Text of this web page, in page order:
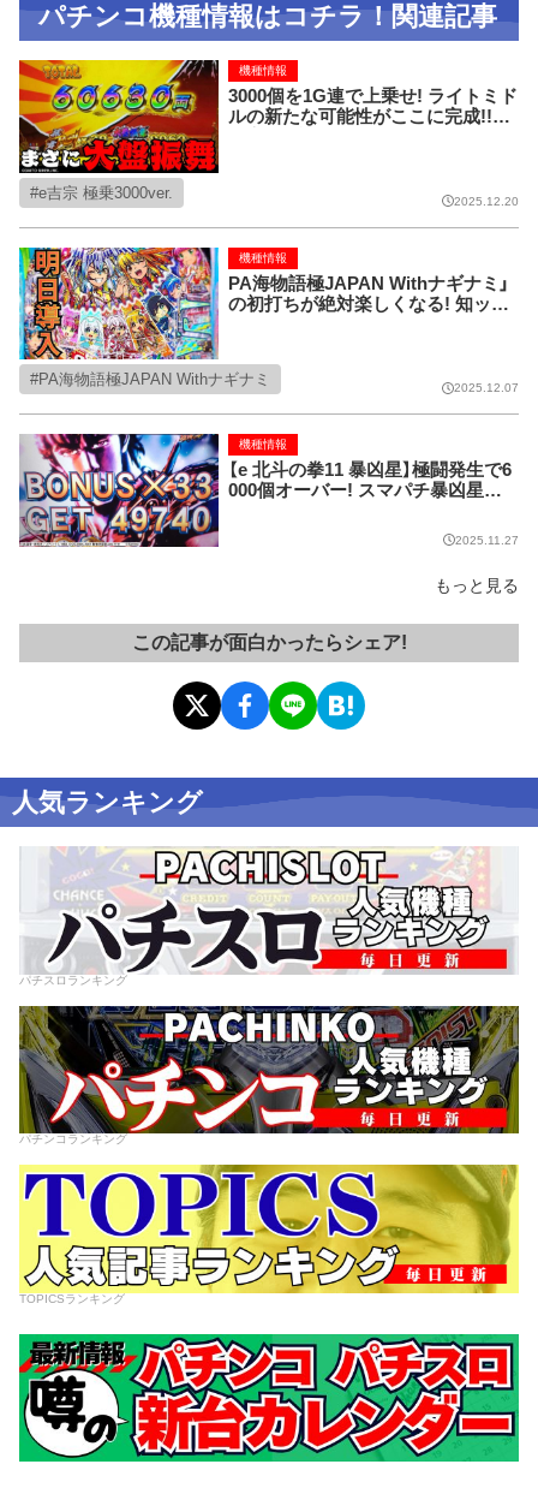
パチンコ機種情報はコチラ！関連記事
3000個を1G連で上乗せ! ライトミド
ルの新たな可能性がここに完成!!【e
機種情報
e吉宗 極乗3000ver. 2025.12.20
PA海物語極JAPAN Withナギナミ」
の初打ちが絶対楽しくなる! 知ット
機種情報
PA海物語極JAPAN Withナギナミ 2025.12.07
【e 北斗の拳11 暴凶星】極闘発生で6
000個オーバー! スマパチ暴凶星の
機種情報
2025.11.27
もっと見る
この記事が面白かったらシェア!
人気ランキング
パチスロランキング
パチンコランキング
TOPICSランキング